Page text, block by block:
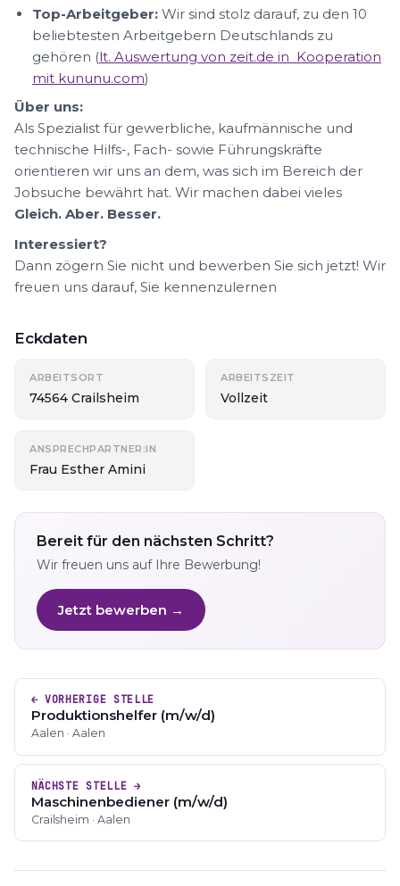
Top-Arbeitgeber: Wir sind stolz darauf, zu den 10
beliebtesten Arbeitgebern Deutschlands zu
gehören (lt. Auswertung von zeit.de in Kooperation
mit kununu.com)
Über uns:
Als Spezialist für gewerbliche, kaufmännische und
technische Hilfs-, Fach- sowie Führungskräfte
orientieren wir uns an dem, was sich im Bereich der
Jobsuche bewährt hat. Wir machen dabei vieles
Gleich. Aber. Besser.
Interessiert?
Dann zögern Sie nicht und bewerben Sie sich jetzt! Wir
freuen uns darauf, Sie kennenzulernen
Eckdaten
ARBEITSORT
74564 Crailsheim
ARBEITSZEIT
Vollzeit
ANSPRECHPARTNER:IN
Frau Esther Amini
Bereit für den nächsten Schritt?
Wir freuen uns auf Ihre Bewerbung!
Jetzt bewerben →
← VORHERIGE STELLE
Produktionshelfer (m/w/d)
Aalen · Aalen
NÄCHSTE STELLE →
Maschinenbediener (m/w/d)
Crailsheim · Aalen